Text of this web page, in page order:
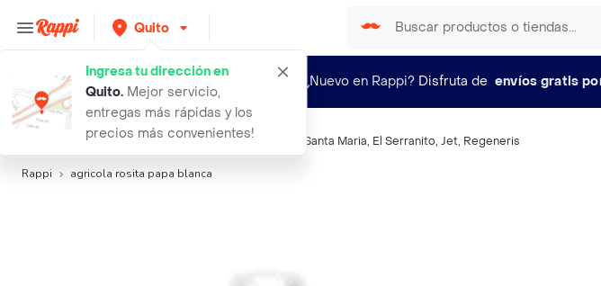
Quito
Ingresa tu dirección en
Quito. Mejor servicio,
entregas más rápidas y los
precios más convenientes!
¿Nuevo en Rappi? Disfruta de envíos gratis
Búsquedas relacionadas: Papas, yucas y tuberculos Santa Maria, El Serranito, Jet, Regeneris
Rappi agricola rosita papa blanca